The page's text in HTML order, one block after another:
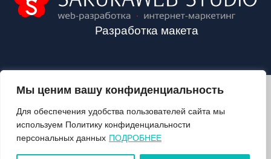
Мы ценим вашу конфиденциальность
Для обеспечения удобства пользователей сайта мы
используем Политику конфиденциальности
персональных данных ПОДРОБНЕЕ
Разработка макета
2024©VALOZHIN.BY - НОВОСТИ ВОЛОЖИНСКОГО РАЙОНА
О ГАЗЕТЕ
ПОДПИСКА